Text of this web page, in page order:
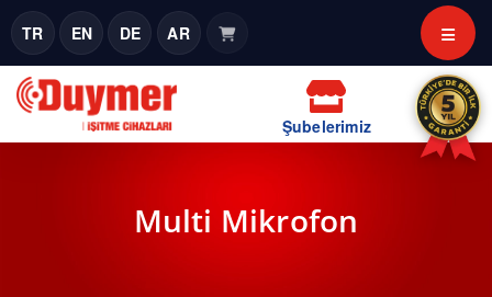
TR EN DE AR
Şubelerimiz
Multi Mikrofon